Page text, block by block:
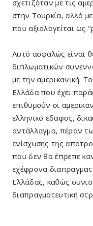
σχετιζόταν με τις
στην Τουρκία, αλλά
που αξιολογείται ως
Αυτό ασφαλώς είναι
διπλωματικών
με την αμερικανική.
Ελλάδα που έχει
επιθυμούν οι
ελληνικό έδαφος,
αντάλλαγμα, πέραν
ενίσχυσης της
που δεν θα έπρεπε
εχέφρονα
Ελλάδας, καθώς
διαπραγματευτική